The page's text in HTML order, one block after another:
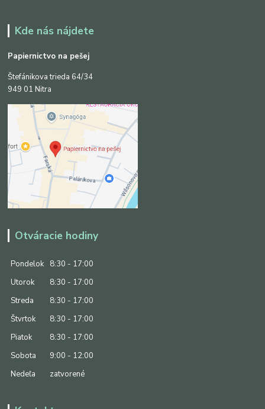
Kde nás nájdete
Papiernictvo na pešej
Štefánikova trieda 64/34
949 01 Nitra
Otváracie hodiny
Pondelok
8:30 - 17:00
Utorok
8:30 - 17:00
Streda
8:30 - 17:00
Štvrtok
8:30 - 17:00
Piatok
8:30 - 17:00
Sobota
9:00 - 12:00
Nedeľa
zatvorené